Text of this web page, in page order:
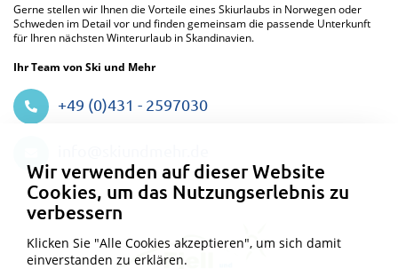
Gerne stellen wir Ihnen die Vorteile eines Skiurlaubs in Norwegen oder
Schweden im Detail vor und finden gemeinsam die passende Unterkunft
für Ihren nächsten Winterurlaub in Skandinavien.
Ihr Team von Ski und Mehr
+49 (0)431 - 2597030
Wir verwenden auf dieser Website
Cookies, um das Nutzungserlebnis zu
verbessern
Klicken Sie "Alle Cookies akzeptieren", um sich damit
einverstanden zu erklären.